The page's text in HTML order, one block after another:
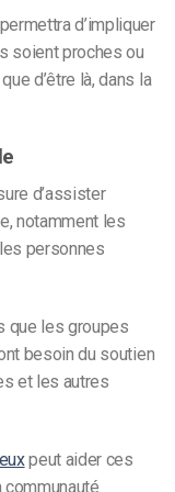
permettra d’impliquer
soient proches ou
d’être là, dans la
d’assister
notamment les
personnes
que les groupes
besoin du soutien
et les autres
peut aider ces